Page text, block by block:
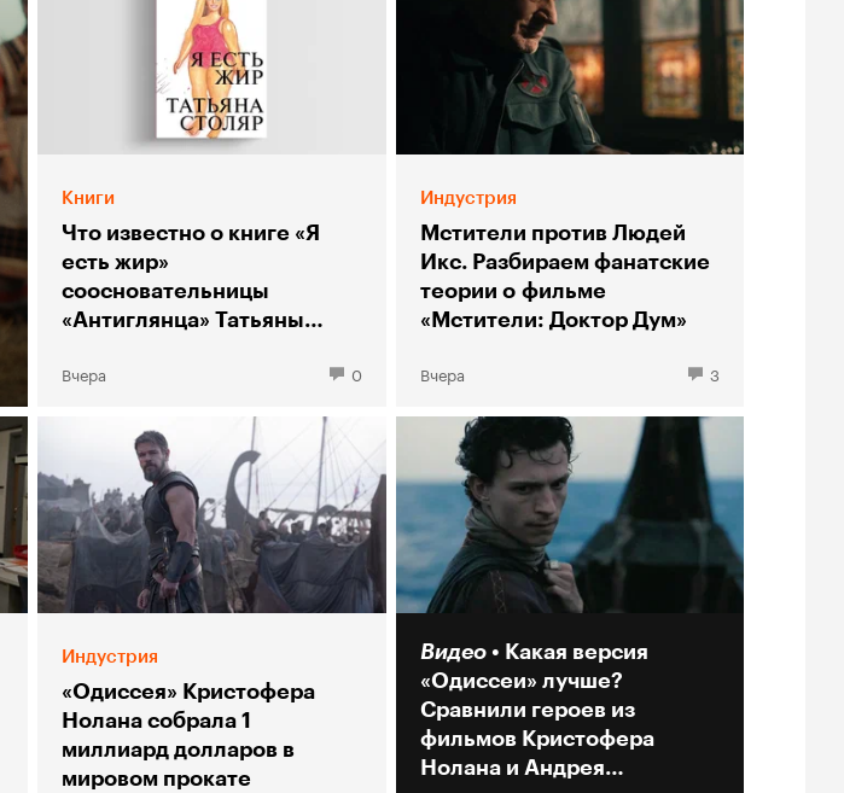
Книги
Что известно о книге «Я
есть жир»
соосновательницы
«Антиглянца» Татьяны
Вчера 0
Индустрия
Мстители против Людей
Икс. Разбираем фанатские
теории о фильме
«Мстители: Доктор Дум»
Вчера 3
Индустрия
«Одиссея» Кристофера
Нолана собрала 1
миллиард долларов в
мировом прокате
Видео
Какая версия
«Одиссеи» лучше?
Сравнили героев из
фильмов Кристофера
Нолана и Андрея